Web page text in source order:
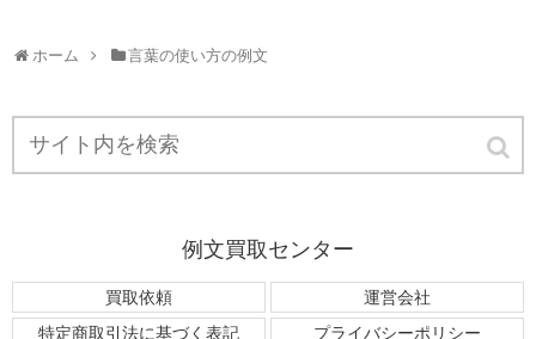
ホーム 言葉の使い方の例文
例文買取センター
買取依頼
運営会社
特定商取引法に基づく表記
プライバシーポリシー